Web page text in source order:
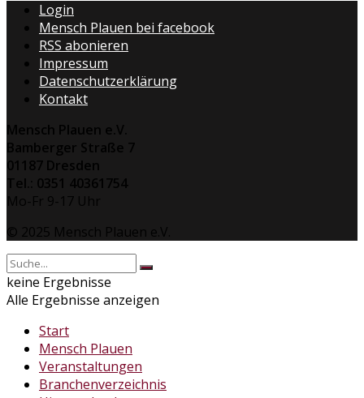
Login
Mensch Plauen bei facebook
RSS abonieren
Impressum
Datenschutzerklärung
Kontakt
Mensch Plauen e.V.
Bamberger Straße 7
01187 Dresden
Tel.: 0351 40361754
Mo-Fr 9-17 Uhr
© 2025 Mensch Plauen e.V.
keine Ergebnisse
Alle Ergebnisse anzeigen
Start
Mensch Plauen
Veranstaltungen
Branchenverzeichnis